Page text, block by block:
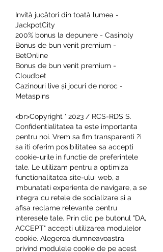
Invită jucători din toată lumea -
JackpotCity
200% bonus la depunere - Casinoly
Bonus de bun venit premium -
BetOnline
Bonus de bun venit premium -
Cloudbet
Cazinouri live și jocuri de noroc -
Metaspins
<br>Copyright ' 2023 / RCS-RDS S.
Confidentialitatea ta este importanta
pentru noi. Vrem sa fim transparenti ?i
sa iti oferim posibilitatea sa accepti
cookie-urile in functie de preferintele
tale. Le utilizam pentru a optimiza
functionalitatea site-ului web, a
imbunatati experienta de navigare, a se
integra cu retele de socializare si a
afisa reclame relevante pentru
interesele tale. Prin clic pe butonul "DA,
ACCEPT" accepti utilizarea modulelor
cookie. Alegerea dumneavoastra
privind modulele cookie de pe acest